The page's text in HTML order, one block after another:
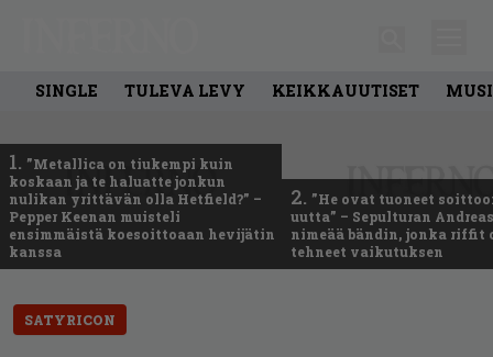
SINGLE TULEVA LEVY KEIKKAUUTISET
1. ”Metallica on tiukempi kuin
koskaan ja te haluatte jonkun
nulikan yrittävän olla Hetfield?” –
Pepper Keenan muisteli
ensimmäistä koesoittoaan hevijätin
kanssa
2. ”He ovat tuoneet
uutta” – Sepulturan
nimeää bändin, jonka riffit
tehneet vaikutuksen
SATYRICON